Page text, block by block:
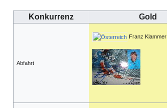
Konkurrenz Gold
Abfahrt
Franz Klammer